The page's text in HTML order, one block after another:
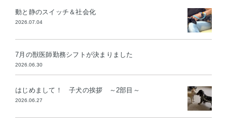
動と静のスイッチ＆社会化
2026.07.04
7月の獣医師勤務シフトが決まりました
2026.06.30
はじめまして！ 子犬の挨拶 ～2部目～
2026.06.27